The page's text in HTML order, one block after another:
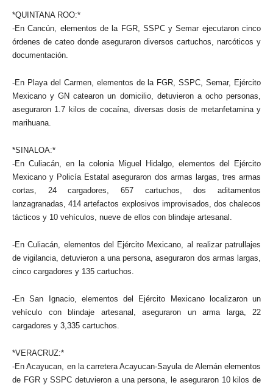
*QUINTANA ROO:*
-En Cancún, elementos de la FGR, SSPC y Semar ejecutaron cinco
órdenes de cateo donde aseguraron diversos cartuchos, narcóticos y
documentación.
-En Playa del Carmen, elementos de la FGR, SSPC, Semar, Ejército
Mexicano y GN catearon un domicilio, detuvieron a ocho personas,
aseguraron 1.7 kilos de cocaína, diversas dosis de metanfetamina y
marihuana.
*SINALOA:*
-En Culiacán, en la colonia Miguel Hidalgo, elementos del Ejército
Mexicano y Policía Estatal aseguraron dos armas largas, tres armas
cortas, 24 cargadores, 657 cartuchos, dos aditamentos
lanzagranadas, 414 artefactos explosivos improvisados, dos chalecos
tácticos y 10 vehículos, nueve de ellos con blindaje artesanal.
-En Culiacán, elementos del Ejército Mexicano, al realizar patrullajes
de vigilancia, detuvieron a una persona, aseguraron dos armas largas,
cinco cargadores y 135 cartuchos.
-En San Ignacio, elementos del Ejército Mexicano localizaron un
vehículo con blindaje artesanal, aseguraron un arma larga, 22
cargadores y 3,335 cartuchos.
*VERACRUZ:*
-En Acayucan, en la carretera Acayucan-Sayula de Alemán elementos
de FGR y SSPC detuvieron a una persona, le aseguraron 10 kilos de